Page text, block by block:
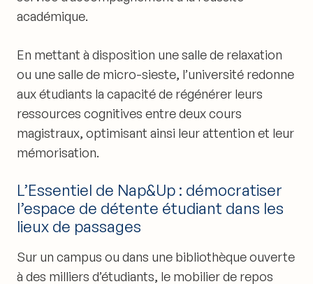
académique.
En mettant à disposition une salle de relaxation
ou une salle de micro-sieste, l’université redonne
aux étudiants la capacité de régénérer leurs
ressources cognitives entre deux cours
magistraux, optimisant ainsi leur attention et leur
mémorisation.
L’Essentiel de Nap&Up : démocratiser
l’espace de détente étudiant dans les
lieux de passages
Sur un campus ou dans une bibliothèque ouverte
à des milliers d’étudiants, le mobilier de repos